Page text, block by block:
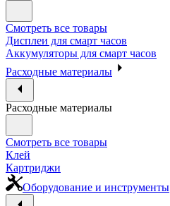
Смотреть все товары
Дисплеи для смарт часов
Аккумуляторы для смарт часов
Расходные материалы
Расходные материалы
Смотреть все товары
Клей
Картриджи
Оборудование и инструменты